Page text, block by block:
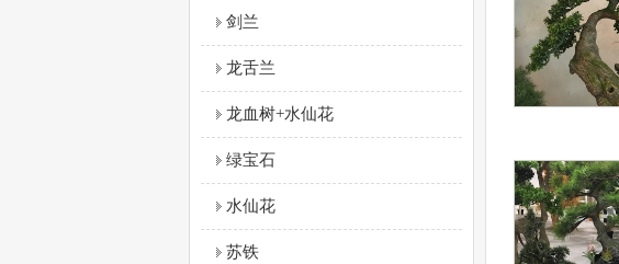
剑兰
龙舌兰
龙血树+水仙花
绿宝石
水仙花
苏铁